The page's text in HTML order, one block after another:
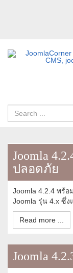
Joomla
ปลอดภัย
Joomla 4.2.4 พร้
Joomla รุ่น 4.x ซึ่
Read more ...
Joomla